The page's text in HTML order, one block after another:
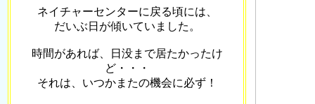
ネイチャーセンターに戻る頃には、
だいぶ日が傾いていました。
時間があれば、日没まで居たかったけ
ど・・・
それは、いつかまたの機会に必ず！